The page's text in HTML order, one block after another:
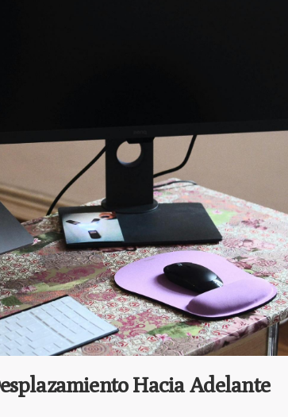
Hacia Adelante